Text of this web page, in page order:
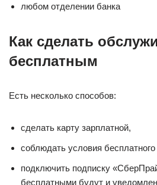
любом отделении банка
Как сделать
бесплатным
Есть несколько способов:
сделать карту зарплатной,
соблюдать условия
подключить подписку
бесплатными будут и